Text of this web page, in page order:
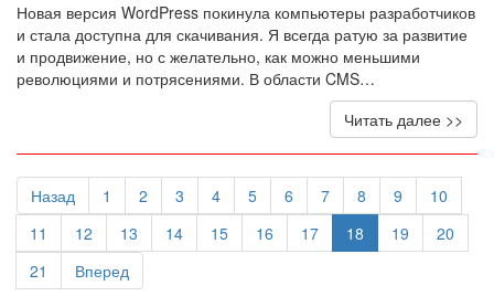
Новая версия WordPress покинула компьютеры разработчиков
и стала доступна для скачивания. Я всегда ратую за развитие
и продвижение, но с желательно, как можно меньшими
революциями и потрясениями. В области CMS…
Читать далее >>
Назад 1 2 3 4 5 6 7 8 9
10
11
12 13 14 15 16 17 18 19
20
21
Вперед